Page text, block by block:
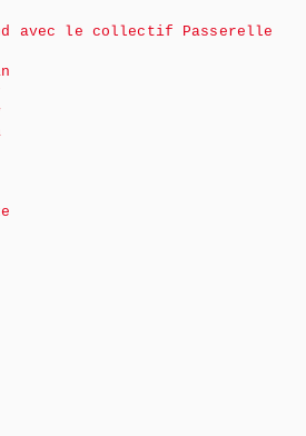
avec le collectif Passerelle